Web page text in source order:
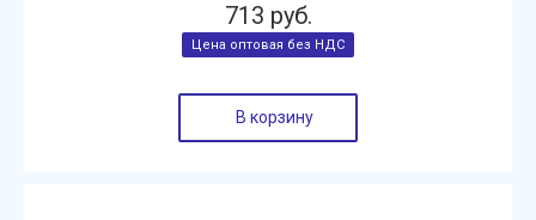
713 руб.
В корзину